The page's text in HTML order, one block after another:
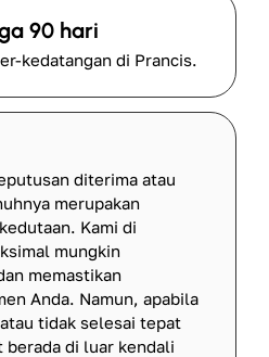
90 hari
kedatangan di Prancis.
diterima atau
merupakan
Kami di
mungkin
memastikan
Anda. Namun, apabila
tidak selesai tepat
di luar kendali